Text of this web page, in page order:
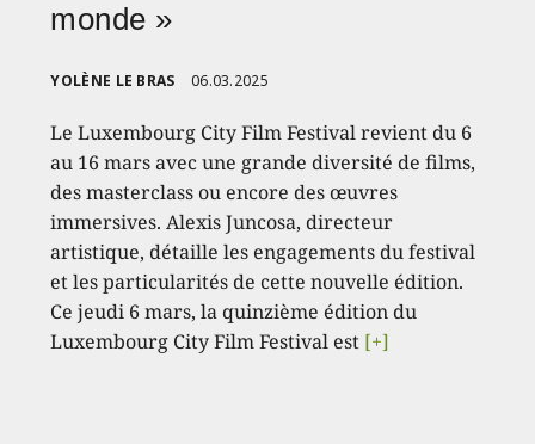
monde »
YOLÈNE LE BRAS 06.03.2025
Le Luxembourg City Film Festival revient du 6
au 16 mars avec une grande diversité de films,
des masterclass ou encore des œuvres
immersives. Alexis Juncosa, directeur
artistique, détaille les engagements du festival
et les particularités de cette nouvelle édition.
Ce jeudi 6 mars, la quinzième édition du
Luxembourg City Film Festival est [+]